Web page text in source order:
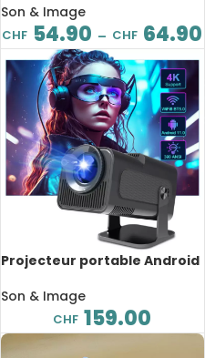
Support 8K, HDR10+, Dual Wifi
6, BT 4.0
Son & Image
CHF 54.90 – CHF 64.90
Projecteur portable Android
6, rotation 180°, Home
Son & Image
CHF 159.00